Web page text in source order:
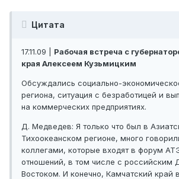
Цитата
17.11.09 | Рабочая встреча с
края Алексеем Кузьмицким
Обсуждались социально-
региона, ситуация с безработицей и
на коммерческих предприятиях.
Д. Медведев: Я только что был в
Тихоокеанском регионе, много
коллегами, которые входят в форум
отношений, в том числе с российским
Востоком. И конечно, Камчатский край